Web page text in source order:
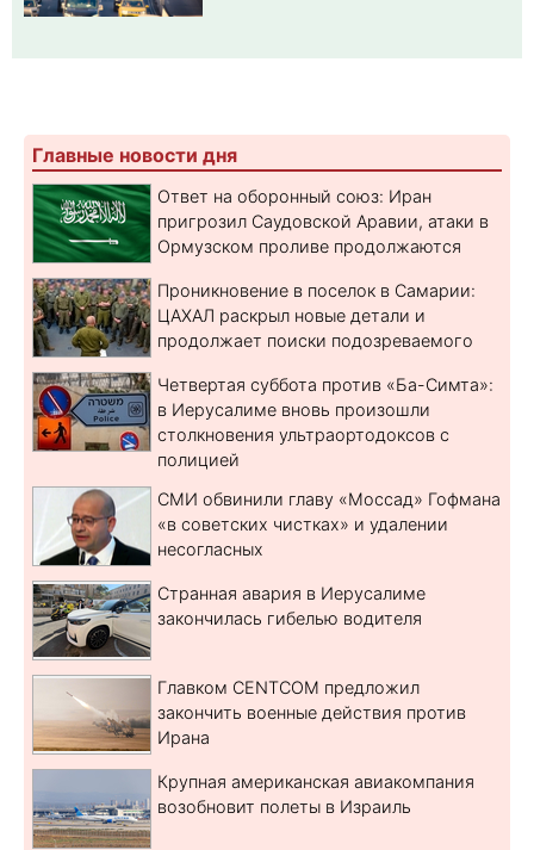
Главные новости дня
Ответ на оборонный союз: Иран
пригрозил Саудовской Аравии, атаки в
Ормузском проливе продолжаются
Проникновение в поселок в Самарии:
ЦАХАЛ раскрыл новые детали и
продолжает поиски подозреваемого
Четвертая суббота против «Ба-Симта»:
в Иерусалиме вновь произошли
столкновения ультраортодоксов с
полицией
СМИ обвинили главу «Моссад» Гофмана
«в советских чистках» и удалении
несогласных
Странная авария в Иерусалиме
закончилась гибелью водителя
Главком CENTCOM предложил
закончить военные действия против
Ирана
Крупная американская авиакомпания
возобновит полеты в Израиль